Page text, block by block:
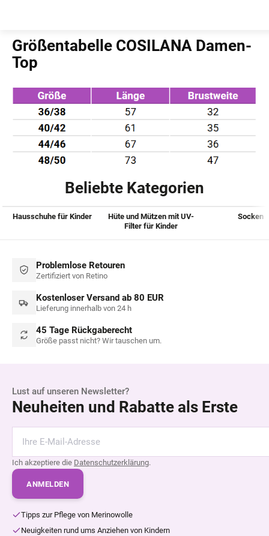
Größentabelle COSILANA Damen-
Top
Beliebte Kategorien
Hausschuhe für Kinder
Hüte und Mützen mit UV-
Filter für Kinder
Socken
Problemlose Retouren
Zertifiziert von Retino
Kostenloser Versand ab 80 EUR
Lieferung innerhalb von 24 h
45 Tage Rückgaberecht
Größe passt nicht? Wir tauschen um.
Lust auf unseren Newsletter?
Neuheiten und Rabatte als Erste
Ich akzeptiere die Datenschutzerklärung.
ANMELDEN
Tipps zur Pflege von Merinowolle
Neuigkeiten rund ums Anziehen von Kindern